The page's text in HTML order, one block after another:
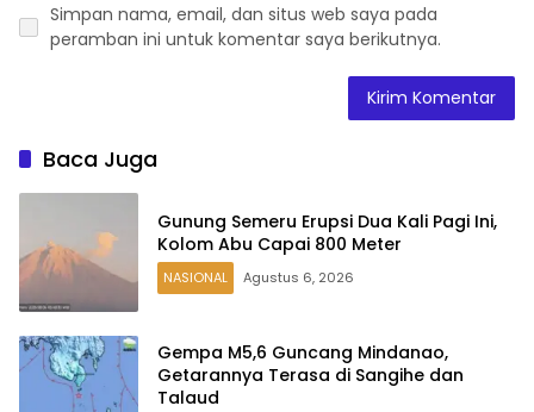
Simpan nama, email, dan situs web saya pada
peramban ini untuk komentar saya berikutnya.
Baca Juga
Gunung Semeru Erupsi Dua Kali Pagi Ini,
Kolom Abu Capai 800 Meter
NASIONAL Agustus 6, 2026
Gempa M5,6 Guncang Mindanao,
Getarannya Terasa di Sangihe dan
Talaud